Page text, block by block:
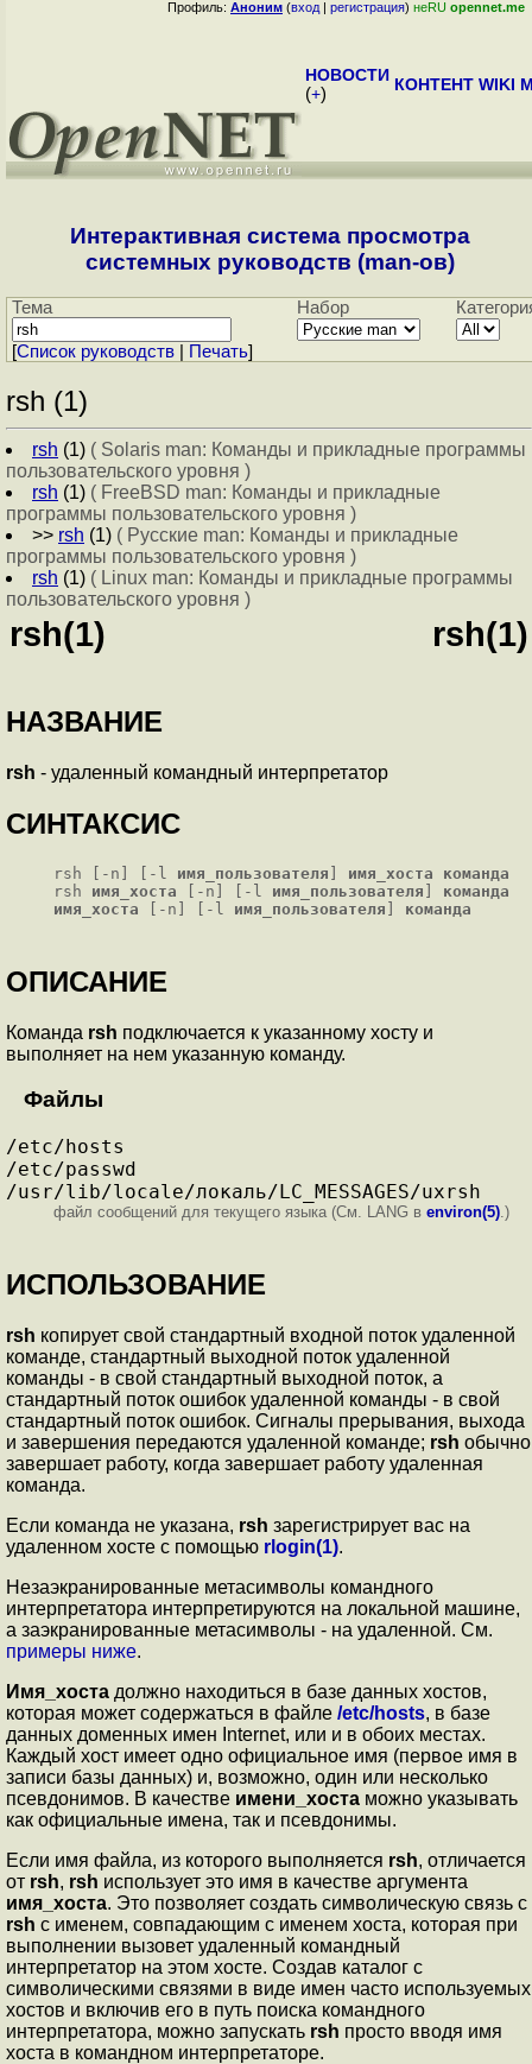
Профиль: Аноним (вход | регистрация) неRU opennet.me
НОВОСТИ
(+) КОНТЕНТ WIKI
Интерактивная система просмотра
системных руководств (man-ов)
Тема Набор
[Cписок руководств Печать]
rsh (1)
rsh (1) ( Solaris man: Команды и прикладные программы
пользовательского уровня )
rsh (1) ( FreeBSD man: Команды и прикладные
программы пользовательского уровня )
>> rsh (1) ( Русские man: Команды и прикладные
программы пользовательского уровня )
rsh (1) ( Linux man: Команды и прикладные программы
пользовательского уровня )
rsh(1) rsh(1)
НАЗВАНИЕ
rsh - удаленный командный интерпретатор
СИНТАКСИС
rsh [-n] [-l имя_пользователя имя_хоста
команда
rsh имя_хоста [-n] [-l имя_пользователя
команда
имя_хоста [-n] [-l имя_пользователя команда
ОПИСАНИЕ
Команда rsh подключается к указанному хосту и
выполняет на нем указанную команду.
Файлы
/etc/hosts
/etc/passwd
/usr/lib/locale/локаль/LC_MESSAGES/uxrsh
файл сообщений для текущего языка (См. LANG в environ(5).)
ИСПОЛЬЗОВАНИЕ
rsh копирует свой стандартный входной поток удаленной
команде, стандартный выходной поток удаленной
команды - в свой стандартный выходной поток, а
стандартный поток ошибок удаленной команды - в свой
стандартный поток ошибок. Сигналы прерывания, выхода
и завершения передаются удаленной команде; rsh обычно
завершает работу, когда завершает работу удаленная
команда.
Если команда не указана, rsh зарегистрирует вас на
удаленном хосте с помощью rlogin(1).
Незаэкранированные метасимволы командного
интерпретатора интерпретируются на локальной машине,
а заэкранированные метасимволы - на удаленной. См.
примеры ниже.
Имя_хоста должно находиться в базе данных хостов,
которая может содержаться в файле /etc/hosts, в базе
данных доменных имен Internet, или и в обоих местах.
Каждый хост имеет одно официальное имя (первое имя в
записи базы данных) и, возможно, один или несколько
псевдонимов. В качестве имени_хоста можно указывать
как официальные имена, так и псевдонимы.
Если имя файла, из которого выполняется rsh, отличается
от rsh, rsh использует это имя в качестве аргумента
имя_хоста. Это позволяет создать символическую связь с
rsh с именем, совпадающим с именем хоста, которая при
выполнении вызовет удаленный командный
интерпретатор на этом хосте. Создав каталог с
символическими связями в виде имен часто используемых
хостов и включив его в путь поиска командного
интерпретатора, можно запускать rsh просто вводя имя
хоста в командном интерпретаторе.